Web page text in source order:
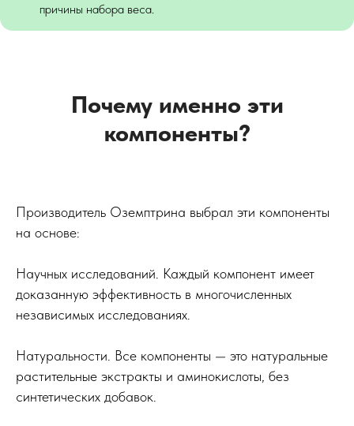
причины набора веса.
Почему именно эти
компоненты?
Производитель Оземптрина выбрал эти компоненты
на основе:
Научных исследований. Каждый компонент имеет
доказанную эффективность в многочисленных
независимых исследованиях.
Натуральности. Все компоненты — это натуральные
растительные экстракты и аминокислоты, без
синтетических добавок.
Натуральный состав без синтетических
добавок
Формирует стройный силуэт
Не вызывает привыкания